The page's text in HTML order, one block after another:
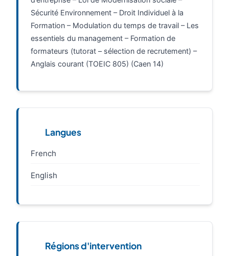
Sécurité Environnement – Droit Individuel à la
Formation – Modulation du temps de travail – Les
essentiels du management – Formation de
formateurs (tutorat – sélection de recrutement) –
Anglais courant (TOEIC 805) (Caen 14)
Langues
French
English
Régions d'intervention